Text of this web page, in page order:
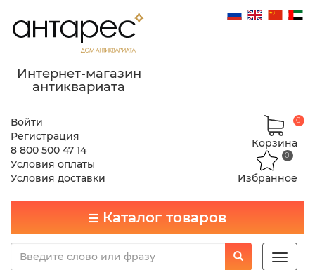
Интернет-магазин
антиквариата
Войти
Регистрация
8 800 500 47 14
Условия оплаты
Условия доставки
Корзина
0
Избранное
0
Каталог товаров
Toggle